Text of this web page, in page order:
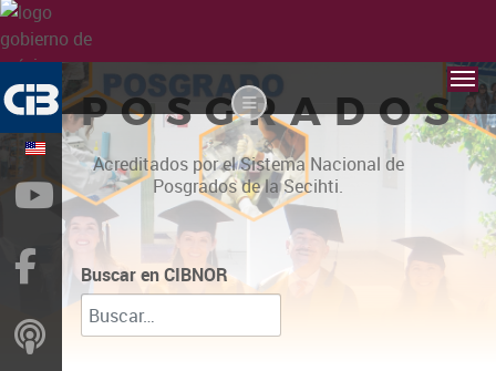
POSGRADOS
Acreditados por el Sistema Nacional de
Posgrados de la Secihti.
Buscar en CIBNOR
YouTube
Facebook
ivoox